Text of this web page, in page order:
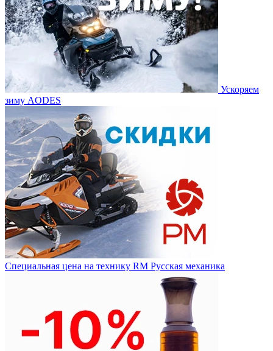
Ускоряем
зиму AODES
Специальная цена на технику RM Русская механика